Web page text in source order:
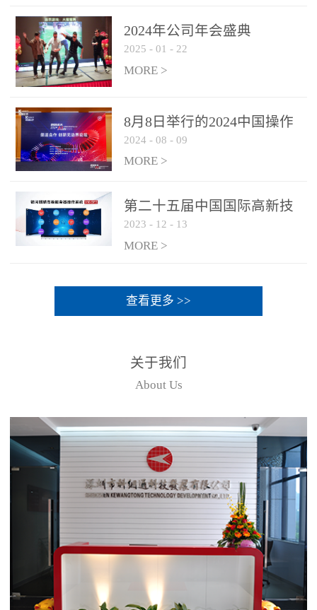
2024年公司年会盛典
2025 - 01 - 22
MORE >
8月8日举行的2024中国操作
系统产业大会渠道论坛，科
网通荣获区域营销优质伙伴
2024 - 08 - 09
MORE >
第二十五届中国国际高新技
术成果交易会 银河麒麟高级
服务器操作系统荣获 “优秀
2023 - 12 - 13
MORE >
查看更多 >>
关于我们
About Us